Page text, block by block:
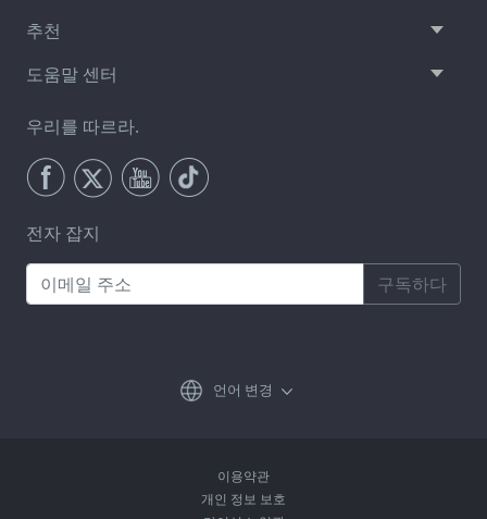
추천
도움말 센터
우리를 따르라.
전자 잡지
구독하다
언어 변경
이용약관
개인 정보 보호